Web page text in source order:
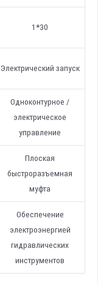
1*30
Электрический запуск
Одноконтурное /
электрическое
управление
Плоская
быстроразъемная
муфта
Обеспечение
электроэнергией
гидравлических
инструментов